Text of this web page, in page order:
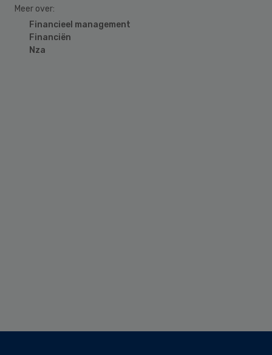
Meer over:
Financieel management
Financiën
Nza